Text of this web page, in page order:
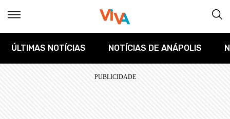
ÚLTIMAS NOTÍCIAS NOTÍCIAS DE ANÁPOLIS